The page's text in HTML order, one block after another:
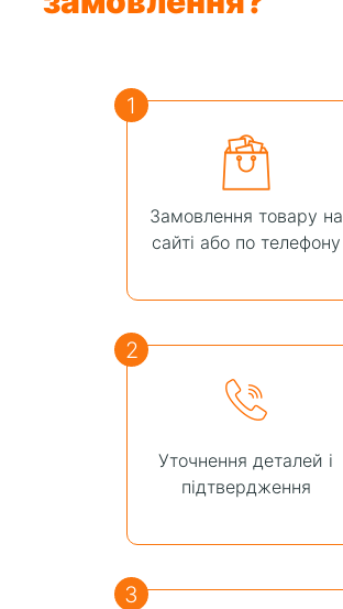
1
Замовлення товару на
сайті або по телефону
2
Уточнення деталей і
підтвердження
3